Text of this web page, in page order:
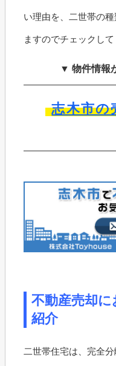
い理由を、二世帯の
ますのでチェックして
▼ 物件情報
志木市の
不動産売却
紹介
二世帯住宅は、完全